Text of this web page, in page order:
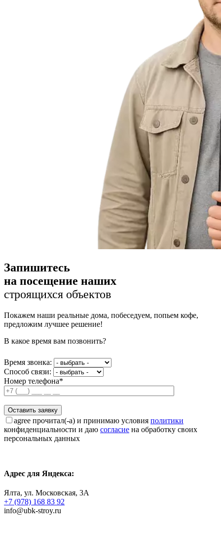
Запишитесь
на посещение наших
строящихся объектов
Покажем наши реальные дома, побеседуем, попьем кофе,
предложим лучшее решение!
В какое время вам позвонить?
Время звонка:
Способ связи:
Номер телефона*
agree прочитал(-а) и принимаю условия политики
конфиденциальности и даю согласие на обработку своих
персональных данных
Адрес для Яндекса:
Ялта, ул. Московская, 3А
+7 (978) 168 83 92
info@ubk-stroy.ru